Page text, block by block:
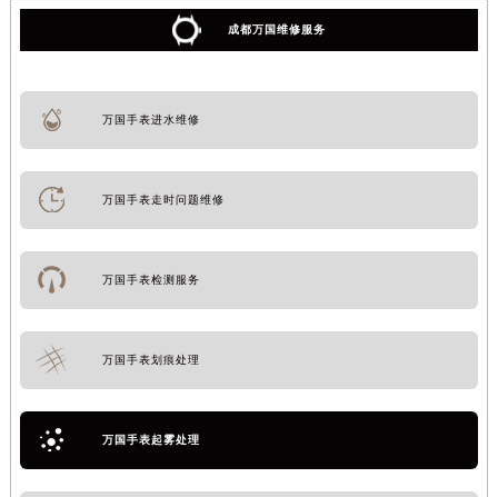
成都万国维修服务
万国手表进水维修
万国手表走时问题维修
万国手表检测服务
万国手表划痕处理
万国手表起雾处理